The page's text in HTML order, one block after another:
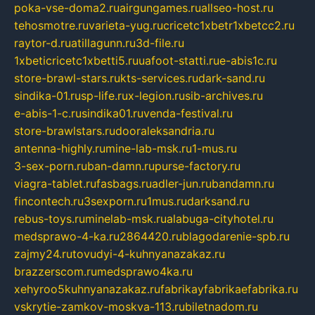
poka-vse-doma2.ruairgungames.ruallseo-host.ru
tehosmotre.ruvarieta-yug.rucricetc1xbetr1xbetcc2.ru
raytor-d.ruatillagunn.ru3d-file.ru
1xbeticricetc1xbetti5.ruuafoot-statti.rue-abis1c.ru
store-brawl-stars.rukts-services.rudark-sand.ru
sindika-01.rusp-life.rux-legion.rusib-archives.ru
e-abis-1-c.rusindika01.ruvenda-festival.ru
store-brawlstars.rudooraleksandria.ru
antenna-highly.rumine-lab-msk.ru1-mus.ru
3-sex-porn.ruban-damn.rupurse-factory.ru
viagra-tablet.rufasbags.ruadler-jun.rubandamn.ru
fincontech.ru3sexporn.ru1mus.rudarksand.ru
rebus-toys.ruminelab-msk.rualabuga-cityhotel.ru
medsprawo-4-ka.ru2864420.rublagodarenie-spb.ru
zajmy24.rutovudyi-4-kuhnyanazakaz.ru
brazzerscom.rumedsprawo4ka.ru
xehyroo5kuhnyanazakaz.rufabrikayfabrikaefabrika.ru
vskrytie-zamkov-moskva-113.rubiletnadom.ru